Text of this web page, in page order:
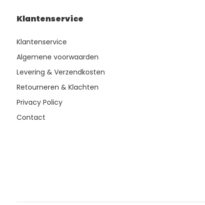
Klantenservice
Klantenservice
Algemene voorwaarden
Levering & Verzendkosten
Retourneren & Klachten
Privacy Policy
Contact